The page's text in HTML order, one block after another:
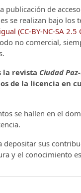
publicación de
se realizan bajo los
(CC-BY-NC-SA 2.5
no comercial,
la revista Ciudad
de la licencia en
se hallen en el
depositar sus
y el conocimiento